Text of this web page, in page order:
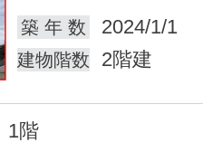
築 年 数
2024/1/1
建物階数 2階建
1階